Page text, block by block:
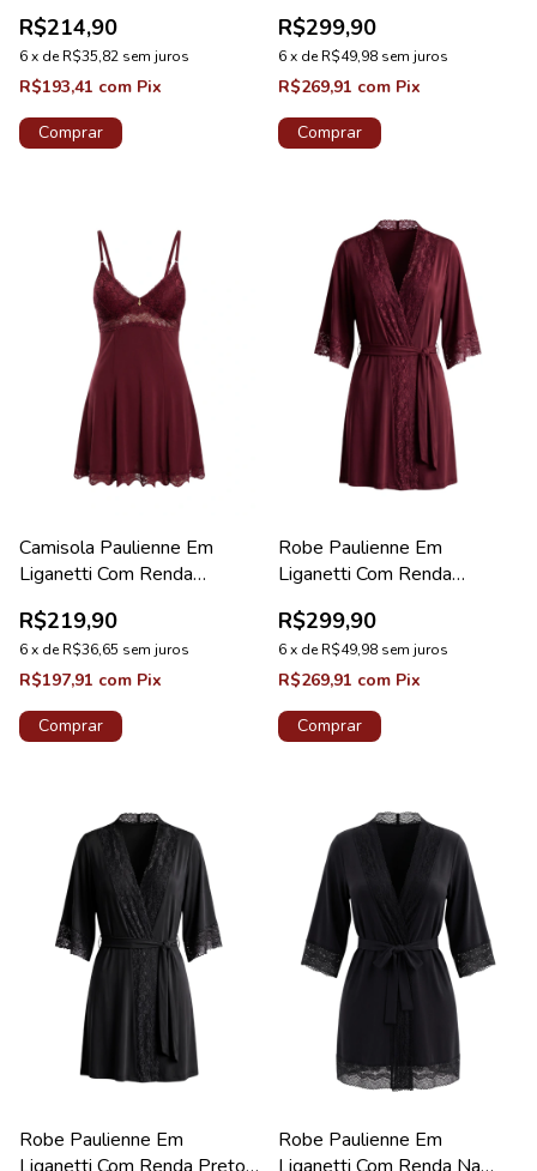
R$214,90
6x deR$35,82 sem juros
R$193,41 com Pix
Comprar
R$299,90
6x deR$49,98 sem juros
R$269,91 com Pix
Comprar
Camisola Paulienne Em
Liganetti Com Renda
R$219,90
6x deR$36,65 sem juros
R$197,91 com Pix
Comprar
Robe Paulienne Em
Liganetti Com Renda
R$299,90
6x deR$49,98 sem juros
R$269,91 com Pix
Comprar
Robe Paulienne Em
Robe Paulienne Em